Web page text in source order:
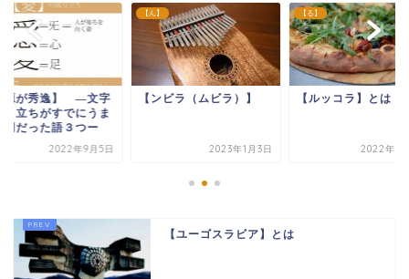
源が秀逸】 —文字
り立ちがすでにうま
明だった語３つー
2022年9月5日
【ん】
【ンビラ（ムビラ）】
2023年1月3日
【る】
【ルッコラ】とは
2022年5
【ユーゴスラビア】とは